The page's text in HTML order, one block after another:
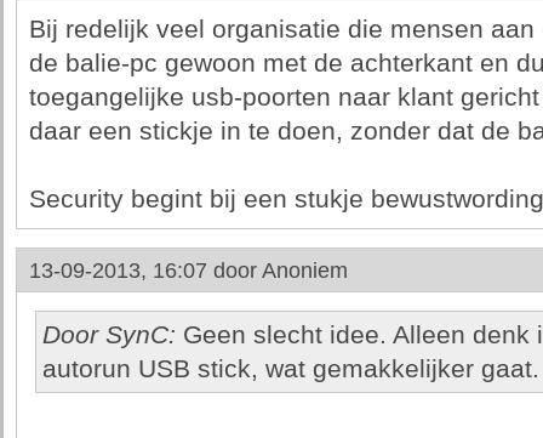
Bij redelijk veel organisatie die mensen
de balie-pc gewoon met de achterkant en
toegangelijke usb-poorten naar klant
daar een stickje in te doen, zonder dat de
Security begint bij een stukje
13-09-2013, 16:07 door Anoniem
Door SynC: Geen slecht idee. Alleen
autorun USB stick, wat gemakkelijker gaat.